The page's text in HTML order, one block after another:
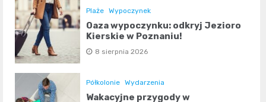
Plaże Wypoczynek
Oaza wypoczynku: odkryj Jezioro
Kierskie w Poznaniu!
8 sierpnia 2026
Półkolonie Wydarzenia
Wakacyjne przygody w